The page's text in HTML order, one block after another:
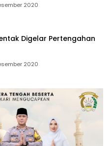
2020
Digelar Pertengahan
2020